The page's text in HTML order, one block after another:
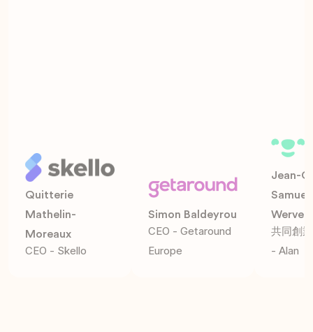
Quitterie
Mathelin-
Moreaux
CEO - Skello
Simon Baldeyrou
CEO - Getaround
Europe
Jean-
Werve
共同創
- Alan